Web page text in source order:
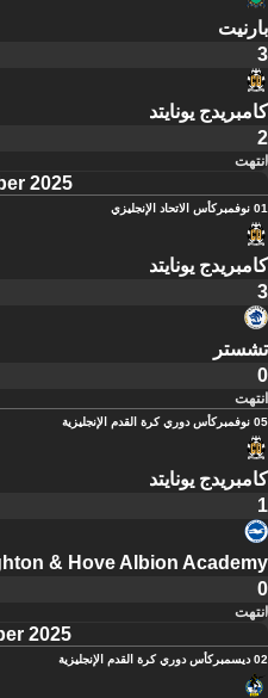
بارنيت
3
كامبريدج يونايتد
2
انتهت
2025
01 نوفمبر كأس الاتحاد الإنجليزي
كامبريدج يونايتد
3
تشستر
0
انتهت
05 نوفمبر كأس دوري كرة القدم الإنجليزية
كامبريدج يونايتد
1
& Hove Albion Academy
0
انتهت
2025
02 ديسمبر كأس دوري كرة القدم الإنجليزية